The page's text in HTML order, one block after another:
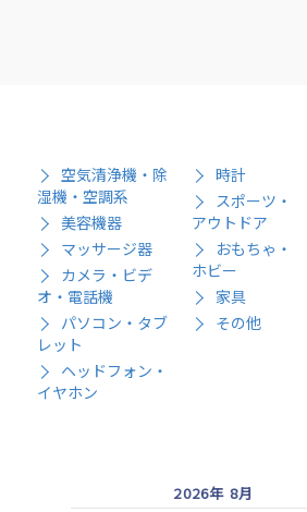
空気清浄機・除
湿機・空調系
美容機器
マッサージ器
カメラ・ビデ
オ・電話機
パソコン・タブ
レット
ヘッドフォン・
イヤホン
時計
スポーツ・
アウトドア
おもちゃ・
ホビー
家具
その他
2026年 8月